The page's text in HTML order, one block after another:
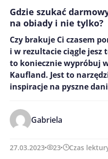
Gdzie szukać
na obiady i nie tylko?
Czy brakuje Ci czasem
i w rezultacie ciągle jesz
to koniecznie wypróbuj
Kaufland. Jest to
inspiracje na pyszne
Gabriela
27.03.2023 23 Czas